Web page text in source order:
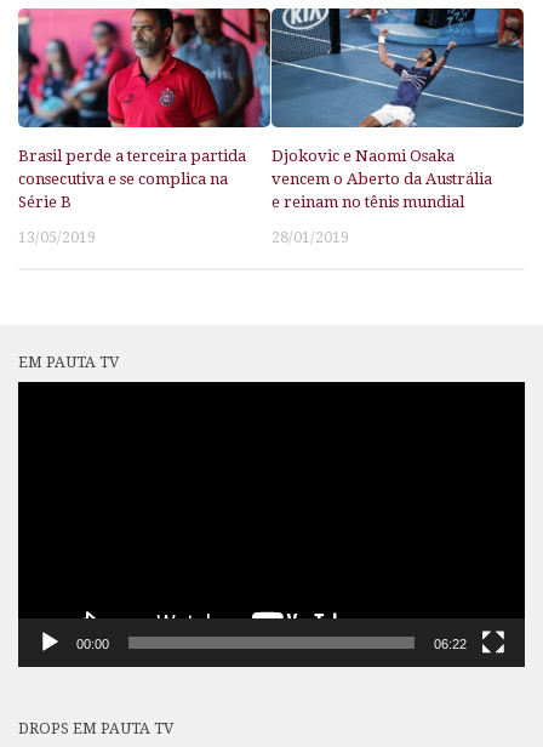
Brasil perde a terceira partida
consecutiva e se complica na
Série B
13/05/2019
Djokovic e Naomi Osaka
vencem o Aberto da Austrália
e reinam no tênis mundial
28/01/2019
EM PAUTA TV
00:00 06:22
DROPS EM PAUTA TV